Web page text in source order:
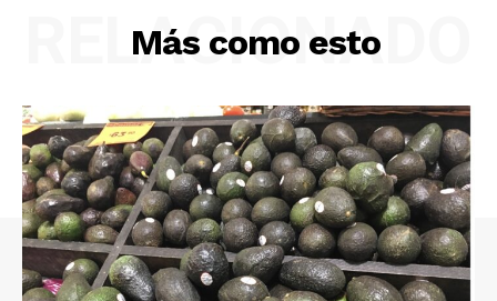
Más como esto
RELACIONADO